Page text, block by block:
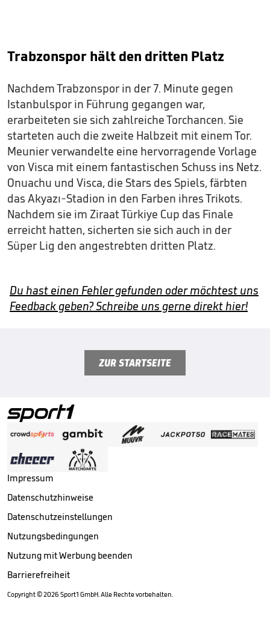
Trabzonspor hält den dritten Platz
Nachdem Trabzonspor in der 7. Minute gegen
Istanbulspor in Führung gegangen war,
erarbeiteten sie sich zahlreiche Torchancen. Sie
starteten auch die zweite Halbzeit mit einem Tor.
Meunier verwandelte eine hervorragende Vorlage
von Visca mit einem fantastischen Schuss ins Netz.
Onuachu und Visca, die Stars des Spiels, färbten
das Akyazı-Stadion in den Farben ihres Trikots.
Nachdem sie im Ziraat Türkiye Cup das Finale
erreicht hatten, sicherten sie sich auch in der
Süper Lig den angestrebten dritten Platz.
Du hast einen Fehler gefunden oder möchtest uns
Feedback geben? Schreibe uns gerne direkt hier!
ZUR STARTSEITE
Impressum
Datenschutzhinweise
Datenschutzeinstellungen
Nutzungsbedingungen
Nutzung mit Werbung beenden
Barrierefreiheit
Copyright ©2026 Sport1 GmbH. Alle Rechte vorbehalten.